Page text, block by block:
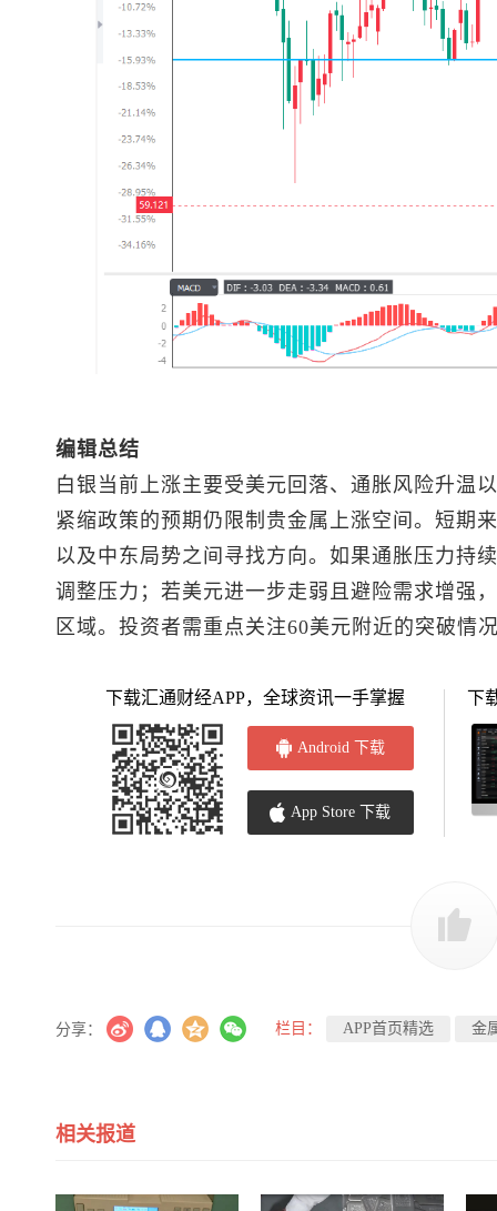
编辑总结
白银当前上涨主要受美元回落、通胀风险升温
紧缩政策的预期仍限制贵金属上涨空间。短期
以及中东局势之间寻找方向。如果通胀压力持
调整压力；若美元进一步走弱且避险需求增强
区域。投资者需重点关注60美元附近的突破情
下载汇通财经APP，全球资讯一手掌握
Android 下载
App Store 下载
下
分享： 栏目： APP首页精选 金
相关报道